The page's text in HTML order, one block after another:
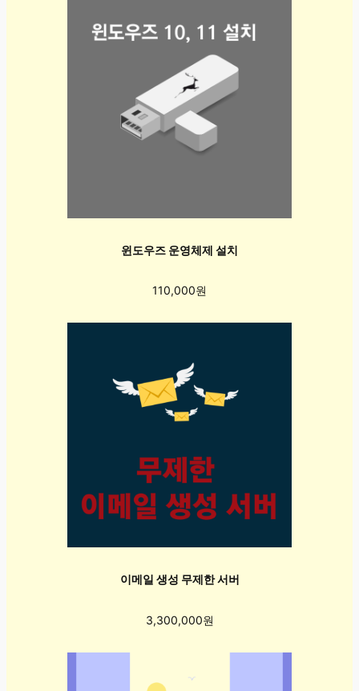
윈도우즈 운영체제 설치
110,000원
이메일 생성 무제한 서버
3,300,000원